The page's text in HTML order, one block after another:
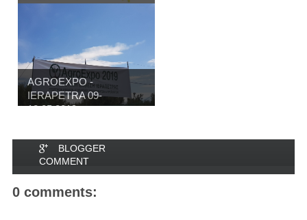
AGROEXPO -
IERAPETRA 09-
12.05.2019
BLOGGER
COMMENT
0 comments: